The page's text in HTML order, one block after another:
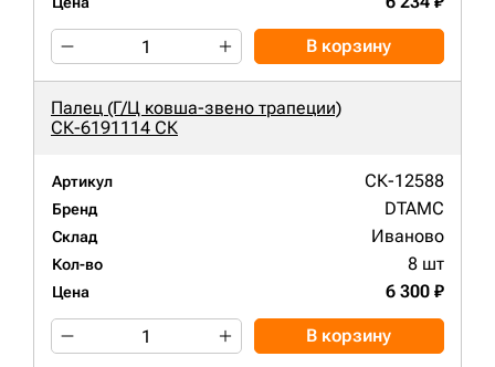
В корзину
Палец (Г/Ц ковша-звено трапеции)
СК-6191114 СК
Артикул СК-12588
Бренд DTAMC
Склад Иваново
Кол-во 8 шт
Цена 6 300 ₽
В корзину